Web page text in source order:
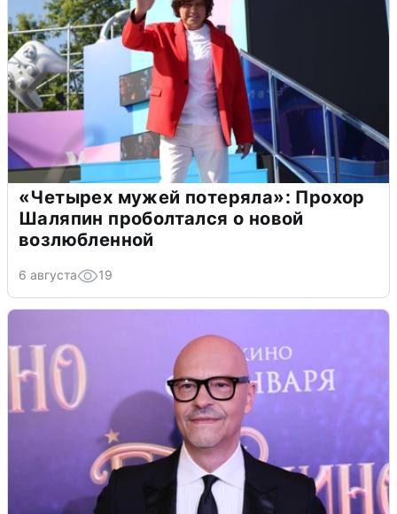
«Четырех мужей потеряла»: Прохор
Шаляпин проболтался о новой
возлюбленной
6 августа 19